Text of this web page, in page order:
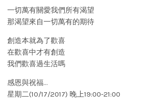
一切萬有關愛我們所有渴望
那渴望來自一切萬有的期待
創造本就為了歡喜
在歡喜中才有創造
我們歡喜過生活嗎
感恩與祝福…
星期二(10/17/2017) 晚上19:00-21:00